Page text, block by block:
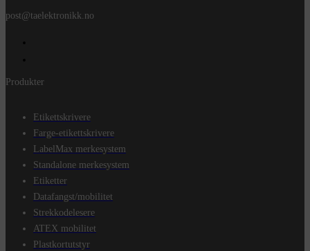
post@taelektronikk.no
Produkter
Etikettskrivere
Farge-etikettskrivere
LabelMax merkesystem
Standalone merkesystem
Etiketter
Datafangst/mobilitet
Strekkodelesere
ATEX mobilitet
Plastkortutstyr